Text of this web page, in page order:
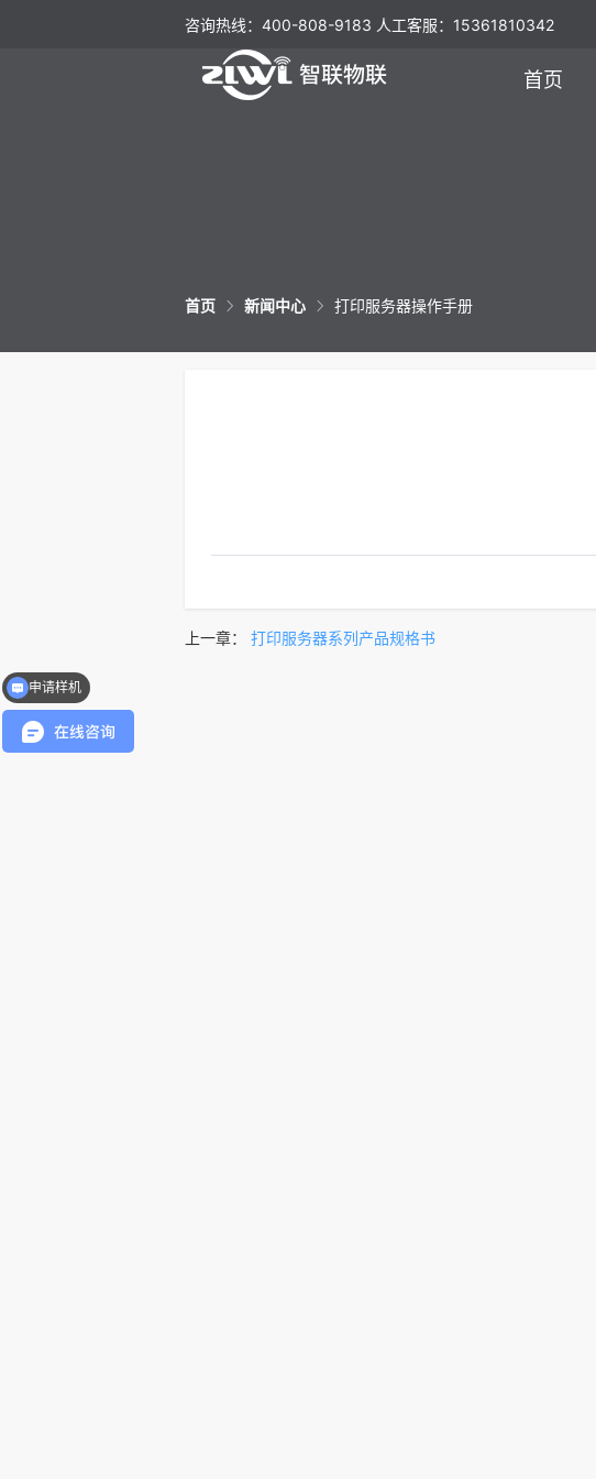
咨询热线：400-808-9183 人工客服：15361810342
首页
首页 新闻中心 打印服务器操作手册
上一章： 打印服务器系列产品规格书
申请样机